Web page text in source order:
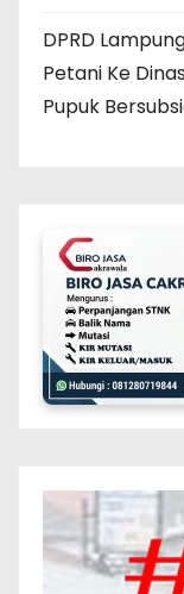
DPRD
Petani Ke
Pupuk